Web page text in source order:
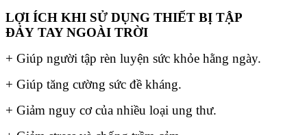
LỢI ÍCH KHI SỬ DỤNG THIẾT BỊ TẬP
ĐẢY TAY NGOÀI TRỜI
+ Giúp người tập rèn luyện sức khỏe hằng ngày.
+ Giúp tăng cường sức đề kháng.
+ Giảm nguy cơ của nhiều loại ung thư.